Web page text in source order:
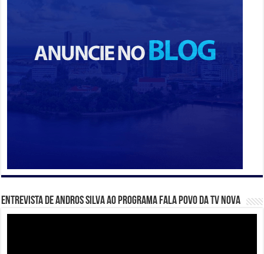
Entrevista de Andros Silva ao programa Fala Povo da TV Nova